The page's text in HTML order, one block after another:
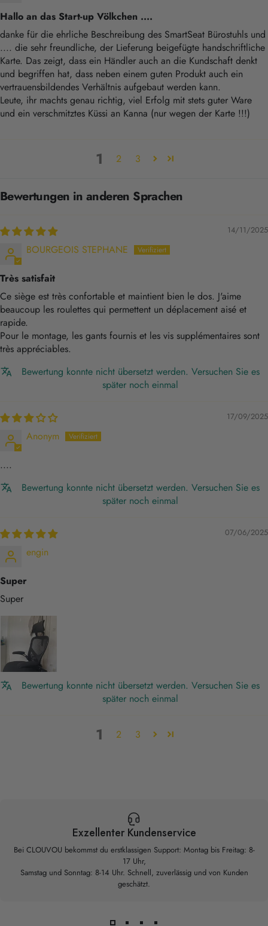
Hallo an das Start-up Völkchen ....
danke für die ehrliche Beschreibung des SmartSeat Bürostuhls und
.... die sehr freundliche, der Lieferung beigefügte handschriftliche
Karte. Das zeigt, dass ein Händler auch an die Kundschaft denkt
und begriffen hat, dass neben einem guten Produkt auch ein
vertrauensbildendes Verhältnis aufgebaut werden kann.
Leute, ihr machts genau richtig, viel Erfolg mit stets guter Ware
und ein verschmitztes Küssi an Kanna (nur wegen der Karte !!!)
1 2 3
Bewertungen in anderen Sprachen
14/11/2025
BOURGEOIS STEPHANE
Très satisfait
Ce siège est très confortable et maintient bien le dos. J'aime
beaucoup les roulettes qui permettent un déplacement aisé et
rapide.
Pour le montage, les gants fournis et les vis supplémentaires sont
très appréciables.
Bewertung konnte nicht übersetzt werden. Versuchen Sie es
später noch einmal
17/09/2025
Anonym
....
Bewertung konnte nicht übersetzt werden. Versuchen Sie es
später noch einmal
07/06/2025
engin
Super
Super
Bewertung konnte nicht übersetzt werden. Versuchen Sie es
später noch einmal
1 2 3
Exzellenter Kundenservice
Bei CLOUVOU bekommst du erstklassigen Support: Montag bis Freitag: 8-
17 Uhr,
Samstag und Sonntag: 8-14 Uhr. Schnell, zuverlässig und von Kunden
geschätzt.